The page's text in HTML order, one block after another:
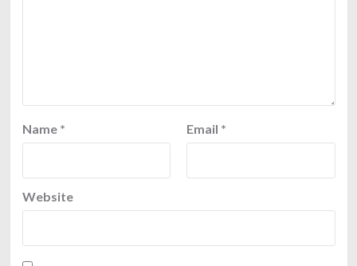
Name * Email *
Website